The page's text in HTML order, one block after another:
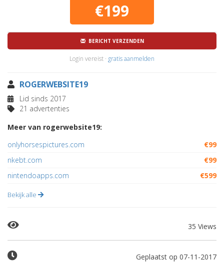
€199
BERICHT VERZENDEN
Login vereist · gratis aanmelden
ROGERWEBSITE19
Lid sinds 2017
21 advertenties
Meer van rogerwebsite19:
onlyhorsespictures.com
€99
nkebt.com
€99
nintendoapps.com
€599
Bekijk alle
35 Views
Geplaatst op 07-11-2017